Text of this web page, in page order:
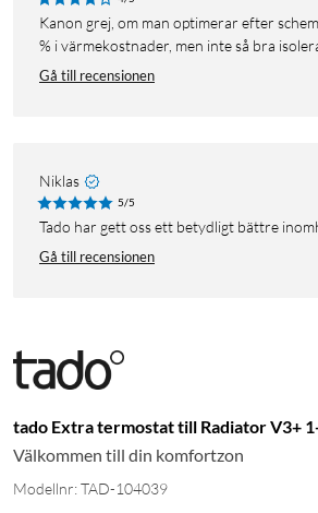
Kanon grej, om man optimerar efter schema. Sparat ca 15-20
% i värmekostnader, men inte så bra
Gå till recensionen
Niklas
5/5
Tado har gett oss ett betydligt bättre
Gå till recensionen
tado Extra termostat till Radiator V3+
Välkommen till din komfortzon
Modellnr: TAD-104039